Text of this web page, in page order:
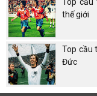
thế giới
Top cầu
Đức